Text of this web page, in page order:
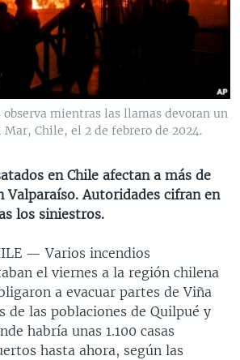
Y CULTURA
AL DÍA
[RADIO]
VOA
observa mientras las llamas devoran un
Chile, el 2 de febrero de 2024.
en Chile afectan a más de
Valparaíso. Autoridades cifran en
los siniestros.
—Varios incendios
el viernes a la región chilena
a evacuar partes de Viña
de las poblaciones de Quilpué y
habría unas 1.100 casas
hasta ahora, según las